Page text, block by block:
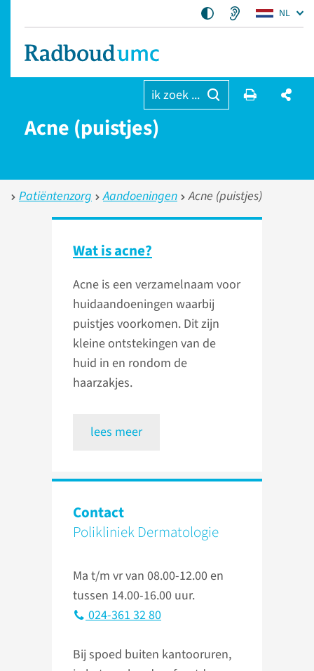
NL
ik zoek ...
Acne (puistjes)
Patiëntenzorg Aandoeningen Acne (puistjes)
Wat is acne?
Acne is een verzamelnaam voor
huidaandoeningen waarbij
puistjes voorkomen. Dit zijn
kleine ontstekingen van de
huid in en rondom de
haarzakjes.
lees meer
Contact
Polikliniek Dermatologie
Ma t/m vr van 08.00-12.00 en
tussen 14.00-16.00 uur.
024-361 32 80
Bij spoed buiten kantooruren,